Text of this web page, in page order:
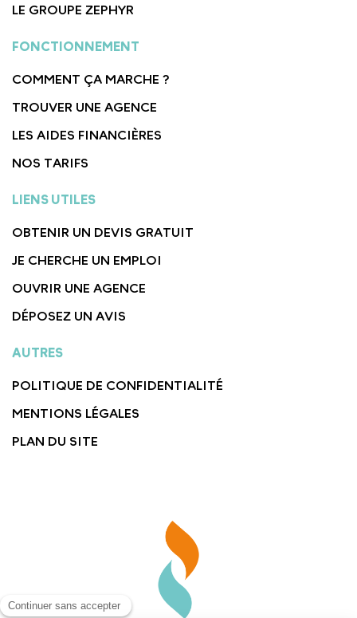
LE GROUPE ZEPHYR
FONCTIONNEMENT
COMMENT ÇA MARCHE ?
TROUVER UNE AGENCE
LES AIDES FINANCIÈRES
NOS TARIFS
LIENS UTILES
OBTENIR UN DEVIS GRATUIT
JE CHERCHE UN EMPLOI
OUVRIR UNE AGENCE
DÉPOSEZ UN AVIS
AUTRES
POLITIQUE DE CONFIDENTIALITÉ
MENTIONS LÉGALES
PLAN DU SITE